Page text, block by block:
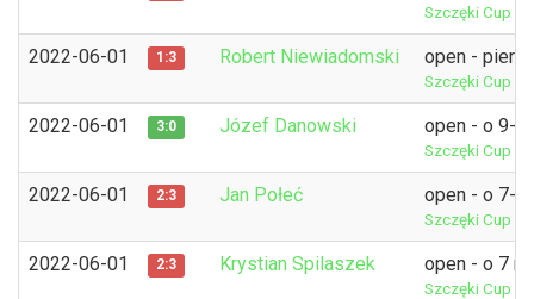
Szczęki Cup 5
2022-06-01 1:3 Robert Niewiadomski open -
Szczęki Cup 4
2022-06-01 3:0 Józef Danowski open - o 9-
Szczęki Cup 4
2022-06-01 2:3 Jan Połeć open - o 7-8
Szczęki Cup 4
2022-06-01 2:3 Krystian Spilaszek open - o 7
Szczęki Cup 4